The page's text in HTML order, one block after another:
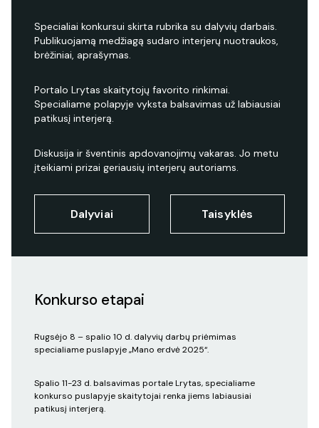
Specialiai konkursui skirta rubrika su dalyvių darbais.
Publikuojamą medžiagą sudaro interjerų nuotraukos,
brėžiniai, aprašymas.
Portalo Lrytas skaitytojų favorito rinkimai.
Specialiame polapyje vyksta balsavimas už labiausiai
patikusį interjerą.
Diskusija ir šventinis apdovanojimų vakaras. Jo metu
įteikiami prizai geriausių interjerų autoriams.
Dalyviai Taisyklės
Konkurso etapai
Rugsėjo 8 – spalio 10 d. dalyvių darbų priėmimas
specialiame puslapyje „Mano erdvė 2025“.
Spalio 11-23 d. balsavimas portale Lrytas, specialiame
konkurso puslapyje skaitytojai renka jiems labiausiai
patikusį interjerą.